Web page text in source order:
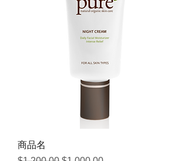
商品名